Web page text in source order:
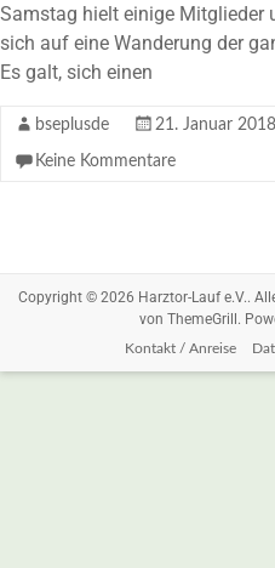
Samstag hielt einige Mitglieder
sich auf eine Wanderung der
Es galt, sich einen
bseplusde 21. Januar 2018
Keine Kommentare
Copyright © 2026 Harztor-Lauf e.V..
von ThemeGrill.
Kontakt / Anreise